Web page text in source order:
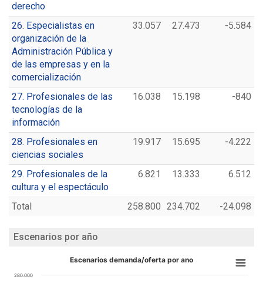
derecho
26. Especialistas en
organización de la
Administración Pública y
de las empresas y en la
comercialización
33.057 27.473 -5.584
27. Profesionales de las
tecnologías de la
información
16.038 15.198 -840
28. Profesionales en
ciencias sociales
19.917 15.695 -4.222
29. Profesionales de la
cultura y el espectáculo
6.821 13.333 6.512
Total 258.800 234.702 -24.098
Escenarios por año
Escenarios demanda/oferta por ano
280.000